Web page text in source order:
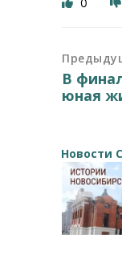
0
В
юная
Новости